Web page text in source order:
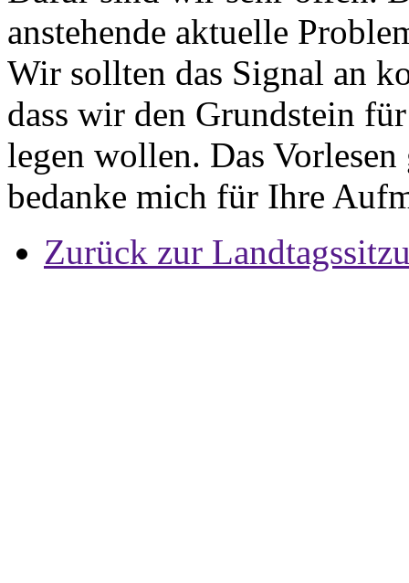
anstehende aktuelle
Wir sollten das Signal an
dass wir den Grundstein
legen wollen. Das
bedanke mich für Ihre
Zurück zur